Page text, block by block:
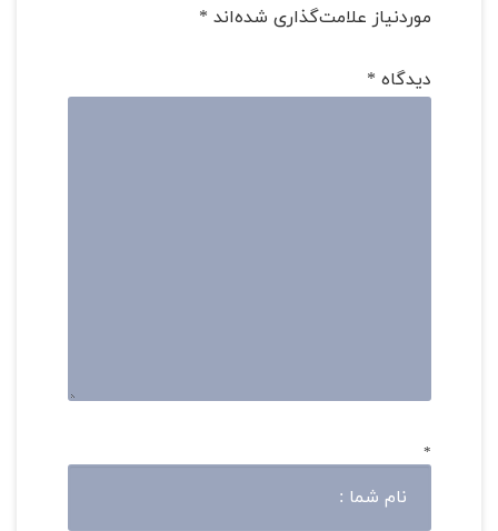
موردنیاز علامت‌گذاری شده‌اند *
دیدگاه *
*